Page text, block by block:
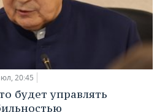
20:45
будет управлять